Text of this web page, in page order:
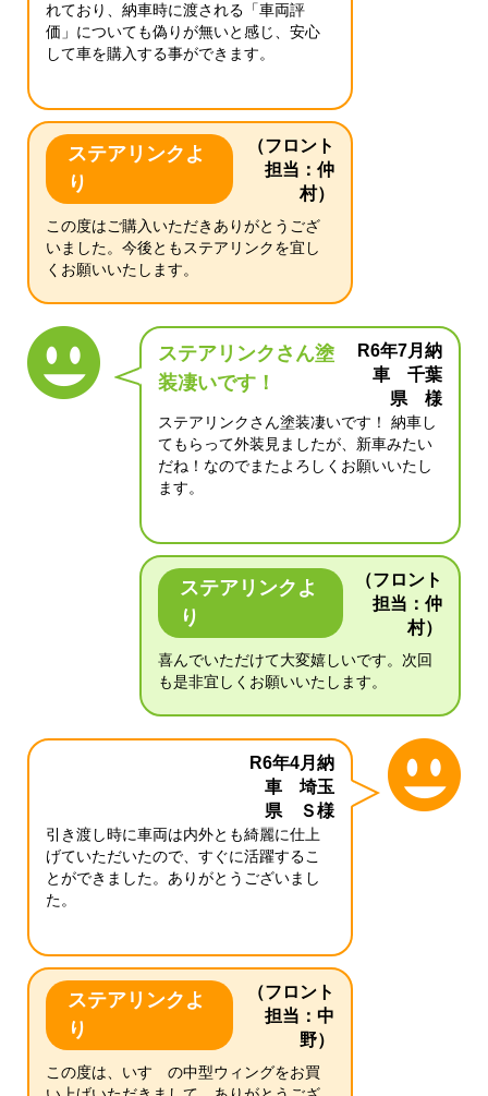
れており、納車時に渡される「車両評
価」についても偽りが無いと感じ、安心
して車を購入する事ができます。
ステアリンクよ
り
（フロント
担当：仲
村）
この度はご購入いただきありがとうござ
いました。今後ともステアリンクを宜し
くお願いいたします。
ステアリンクさん塗
装凄いです！
R6年7月納
車 千葉
県 様
ステアリンクさん塗装凄いです！ 納車し
てもらって外装見ましたが、新車みたい
だね！なのでまたよろしくお願いいたし
ます。
ステアリンクよ
り
（フロント
担当：仲
村）
喜んでいただけて大変嬉しいです。次回
も是非宜しくお願いいたします。
R6年4月納
車 埼玉
県 Ｓ様
引き渡し時に車両は内外とも綺麗に仕上
げていただいたので、すぐに活躍するこ
とができました。ありがとうございまし
た。
ステアリンクよ
り
（フロント
担当：中
野）
この度は、いすゞの中型ウィングをお買